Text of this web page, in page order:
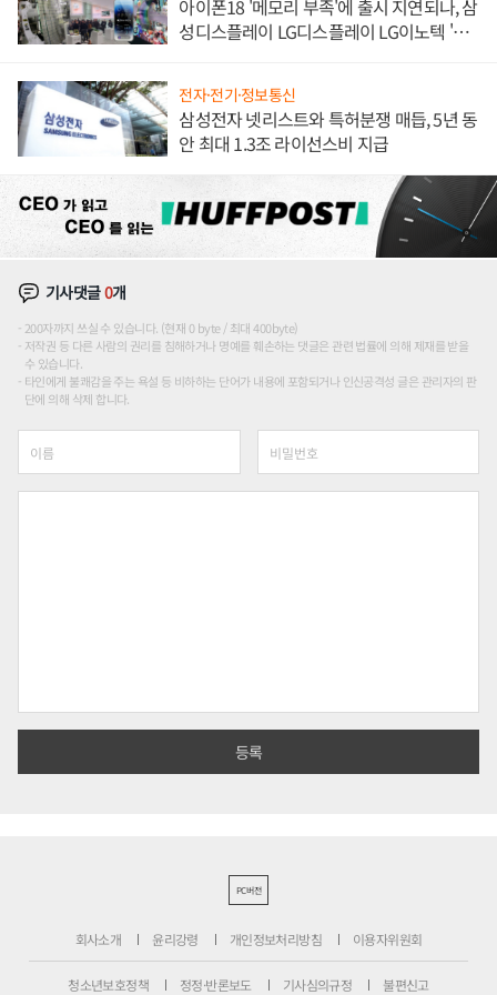
아이폰18 '메모리 부족'에 출시 지연되나, 삼
성디스플레이 LG디스플레이 LG이노텍 '탈
전자·전기·정보통신
삼성전자 넷리스트와 특허분쟁 매듭, 5년 동
안 최대 1.3조 라이선스비 지급
기사댓글0개
200자까지 쓰실 수 있습니다. (현재 0 byte / 최대 400byte)
저작권 등 다른 사람의 권리를 침해하거나 명예를 훼손하는 댓글은 관련 법률에 의해 제재를 받을
수 있습니다.
타인에게 불쾌감을 주는 욕설 등 비하하는 단어가 내용에 포함되거나 인신공격성 글은 관리자의 판
단에 의해 삭제 합니다.
PC버전
회사소개 윤리강령 개인정보처리방침 이용자위원회
청소년보호정책 정정·반론보도 기사심의규정 불편신고